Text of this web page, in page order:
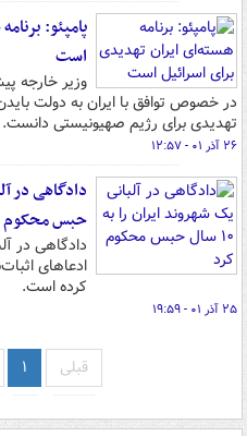
پامپئو:
است
وزیر خارجه
در خصوص توافق با ایران به دولت
تهدیدی برای رژیم صهیونیستی دانست.
۲۶ آذر ۰۱ - ۱۲:۵۷
حبس محکوم
دادگاهی در
کرده است.
۲۵ آذر ۰۱ - ۱۹:۵۹
قبلی ۱